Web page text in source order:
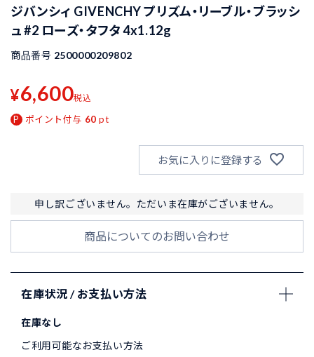
ジバンシィ GIVENCHY プリズム・リーブル・ブラッシ
ュ #2 ローズ・タフタ 4x1.12g
商品番号 2500000209802
¥6,600税込
ポイント付与 60 pt
お気に入りに登録する
申し訳ございません。ただいま在庫がございません。
商品についてのお問い合わせ
在庫状況 / お支払い方法
在庫なし
ご利用可能なお支払い方法